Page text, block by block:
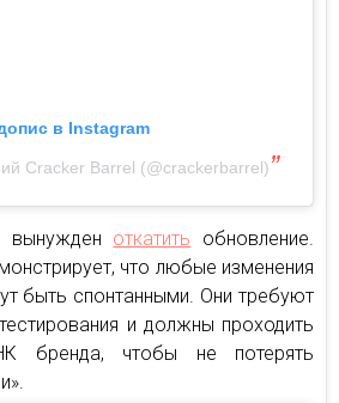
в Instagram
Cracker Barrel (@crackerbarrel)
вынужден откатить обновление.
что любые изменения
быть спонтанными. Они требуют
и должны проходить
бренда, чтобы не потерять